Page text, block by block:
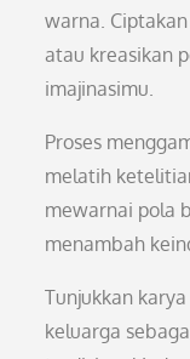
warna.
atau kreasikan
imajinasimu.
Proses
melatih
mewarnai pola
menambah
Tunjukkan
keluarga